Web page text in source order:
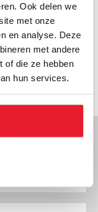
Ook delen we
met onze
en analyse. Deze
met andere
of die ze hebben
hun services.
VANAF €150